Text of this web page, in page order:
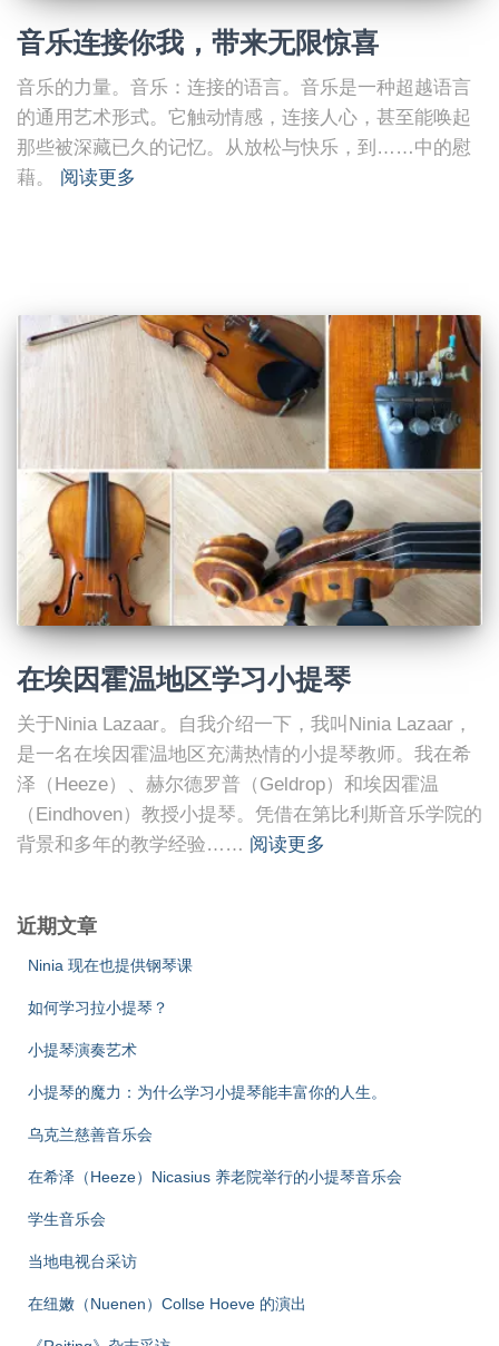
音乐连接你我，带来无限惊喜
音乐的力量。音乐：连接的语言。音乐是一种超越语言
的通用艺术形式。它触动情感，连接人心，甚至能唤起
那些被深藏已久的记忆。从放松与快乐，到……中的慰
藉。
阅读更多
在埃因霍温地区学习小提琴
关于Ninia Lazaar。自我介绍一下，我叫Ninia Lazaar，
是一名在埃因霍温地区充满热情的小提琴教师。我在希
泽（Heeze）、赫尔德罗普（Geldrop）和埃因霍温
（Eindhoven）教授小提琴。凭借在第比利斯音乐学院的
背景和多年的教学经验…… 阅读更多
近期文章
Ninia 现在也提供钢琴课
如何学习拉小提琴？
小提琴演奏艺术
小提琴的魔力：为什么学习小提琴能丰富你的人生。
乌克兰慈善音乐会
在希泽（Heeze）Nicasius 养老院举行的小提琴音乐会
学生音乐会
当地电视台采访
在纽嫩（Nuenen）Collse Hoeve 的演出